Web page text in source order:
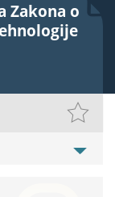
Zakona o